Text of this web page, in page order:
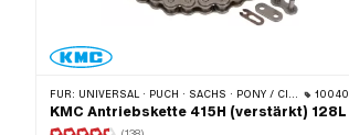
FÜR: UNIVERSAL · PUCH · SACHS · PONY / CILO (BETA 521 & 512) · ZÜNDAPP BELMONDO · TOMOS · BYE BIKE · ALPA CHOPPER / TURBO · CILO 10040
KMC Antriebskette 415H (verstärkt) 128L